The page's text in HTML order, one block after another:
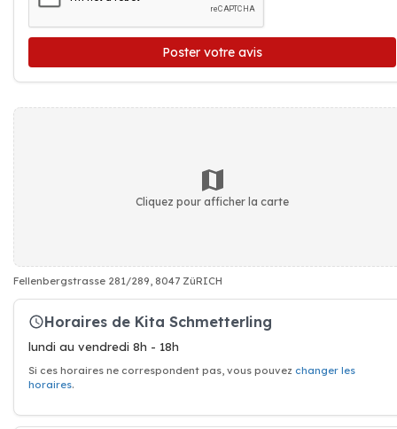
Poster votre avis
Cliquez pour afficher la carte
Fellenbergstrasse 281/289, 8047 ZüRICH
Horaires de Kita Schmetterling
lundi au vendredi 8h - 18h
Si ces horaires ne correspondent pas, vous pouvez changer les
horaires.